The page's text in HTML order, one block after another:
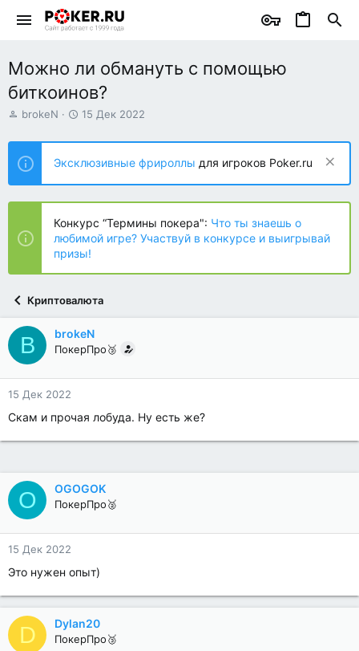
Можно ли обмануть с помощью
биткоинов?
А
т
о
р
т
е
ы
brokeN
Д
т
н
а
ч
л
а
15 Дек 2022
Эксклюзивные фрироллы для игроков Poker.ru
Конкурс “Термины покера": Что ты знаешь о
любимой игре? Участвуй в конкурсе и выигрывай
призы!
Криптовалюта
B brokeN
ПокерПро🥉
15 Дек 2022
Скам и прочая лобуда. Ну есть же?
O OGOGOK
ПокерПро🥈
15 Дек 2022
Это нужен опыт)
D Dylan20
ПокерПро🥉